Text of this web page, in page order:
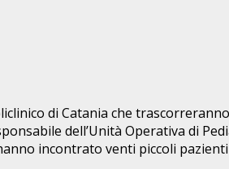
di Catania che
dell’Unità Operativa di
incontrato venti piccoli